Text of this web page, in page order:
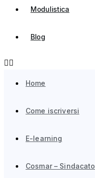
Modulistica
Blog
Home
Come iscriversi
E-learning
Cosmar – Sindacato